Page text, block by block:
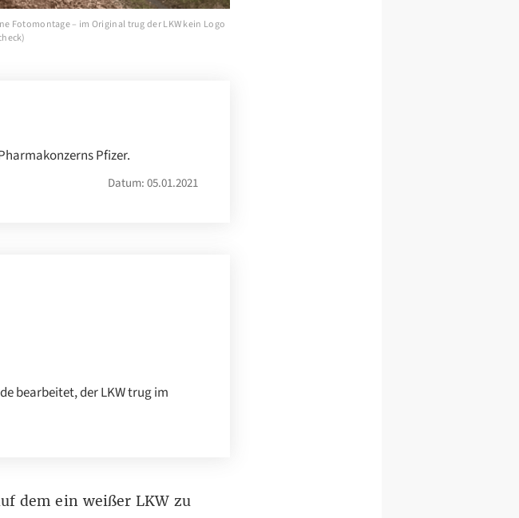
Fotomontage – im Original trug der LKW kein Logo
Pfizer.
Datum: 05.01.2021
bearbeitet, der LKW trug im
dem ein weißer LKW zu